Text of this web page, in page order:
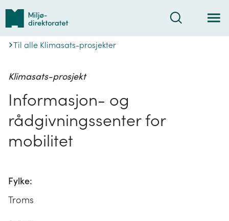
Tilbake
forsiden
Søk
Til alle Klimasats-prosjekter
Klimasats-prosjekt
Informasjon- og
rådgivningssenter for
mobilitet
Fylke:
Troms